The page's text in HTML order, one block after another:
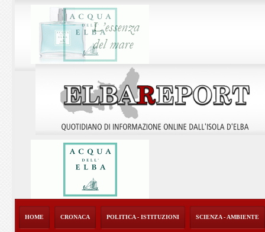
HOME CRONACA POLITICA - ISTITUZIONI SCIENZA - AMBIENTE